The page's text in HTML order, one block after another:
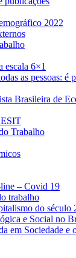
2022
escala 6×1
as pessoas: é
Brasileira de
Trabalho
– Covid 19
trabalho
do século
e Social no
em Sociedade e